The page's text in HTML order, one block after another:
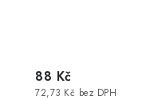
72,73 Kč bez DPH
88 Kč